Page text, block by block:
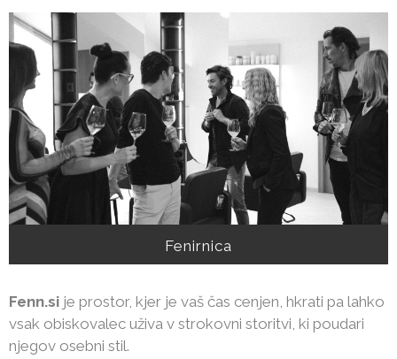
Fenirnica
Fenn.si je prostor, kjer je vaš čas cenjen, hkrati pa lahko
vsak obiskovalec uživa v strokovni storitvi, ki poudari
njegov osebni stil.